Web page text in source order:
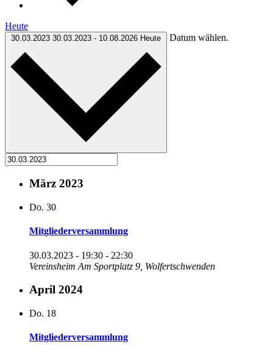
Heute
30.03.2023 30.03.2023 - 10.08.2026 Heute Datum wählen.
März 2023
Do. 30
Mitgliederversammlung
30.03.2023 - 19:30 - 22:30
Vereinsheim Am Sportplatz 9, Wolfertschwenden
April 2024
Do. 18
Mitgliederversammlung